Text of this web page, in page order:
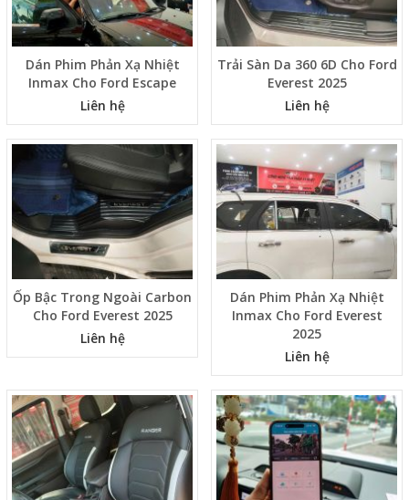
Dán Phim Phản Xạ Nhiệt
Inmax Cho Ford Escape
Liên hệ
Trải Sàn Da 360 6D Cho Ford
Everest 2025
Liên hệ
Ốp Bậc Trong Ngoài Carbon
Cho Ford Everest 2025
Liên hệ
Dán Phim Phản Xạ Nhiệt
Inmax Cho Ford Everest
2025
Liên hệ